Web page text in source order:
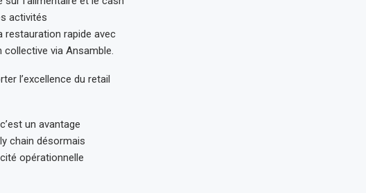
activités
restauration rapide avec
collective via Ansamble.
l’excellence du retail
un avantage
chain désormais
opérationnelle